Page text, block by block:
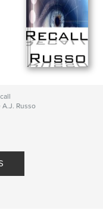
A.J. Russo